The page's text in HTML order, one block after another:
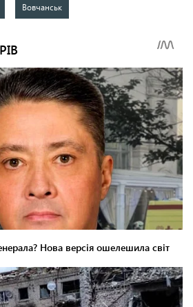
Вовчанськ